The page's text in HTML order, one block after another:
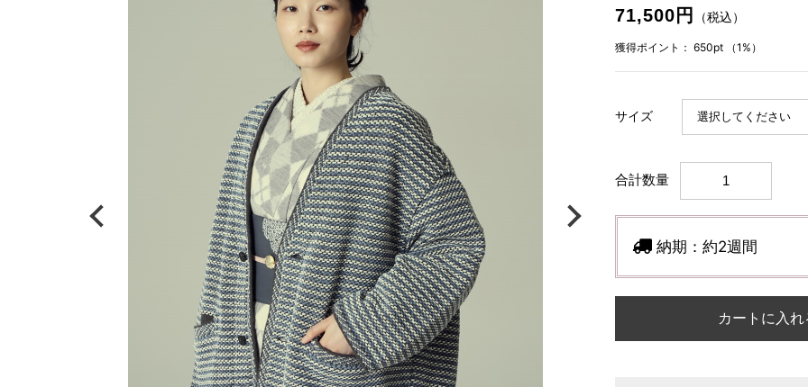
71,500円 （税込）
獲得ポイント： 650pt （1%）
サイズ
合計数量
納期： 約2週間
カートに入れ